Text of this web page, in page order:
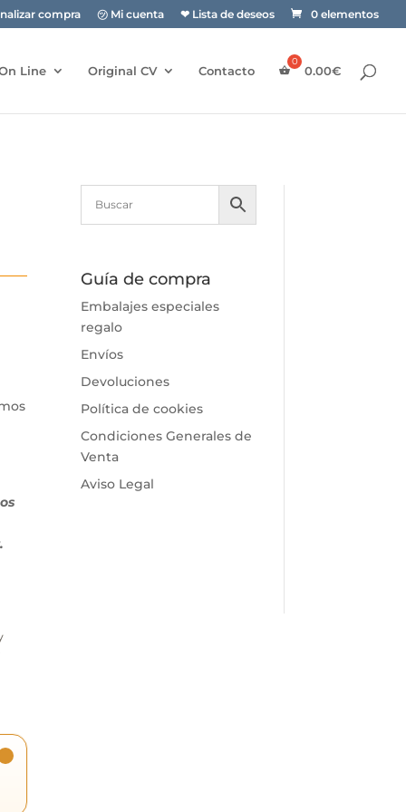
compra ㋡ Mi cuenta ❤ Lista de deseos 0 elementos
Line Original CV Contacto 0.00€
Guía de compra
Embalajes especiales
regalo
Envíos
Devoluciones
Política de cookies
Condiciones Generales de
Venta
Aviso Legal